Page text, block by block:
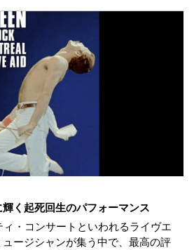
く起死回生のパフォーマンス
・コンサートといわれるライヴエ
ージシャンが集う中で、最高の評